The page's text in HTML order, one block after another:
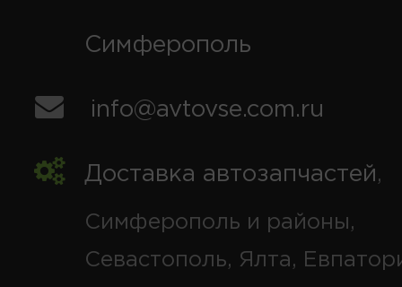
Симферополь
info@avtovse.com.ru
Доставка автозапчастей,
Симферополь и районы,
Севастополь, Ялта,